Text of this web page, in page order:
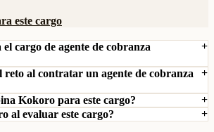
este cargo
el cargo de agente de cobranza
reto al contratar un agente de cobranza
Kokoro para este cargo?
al evaluar este cargo?